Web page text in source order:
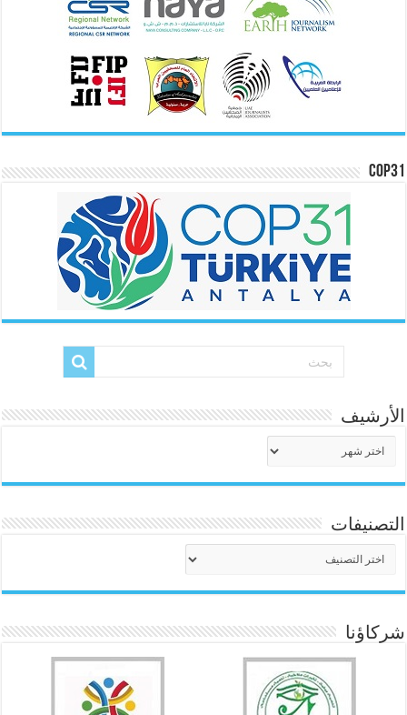
COP31
الأرشيف
التصنيفات
شركاؤنا